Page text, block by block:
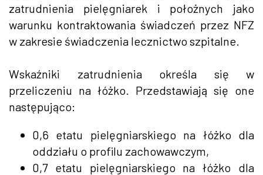
zatrudnienia pielęgniarek i położnych jako
warunku kontraktowania świadczeń przez NFZ
w zakresie świadczenia lecznictwo szpitalne.
Wskaźniki zatrudnienia określa się w
przeliczeniu na łóżko. Przedstawiają się one
następująco:
0,6 etatu pielęgniarskiego na łóżko dla
oddziału o profilu zachowawczym,
0,7 etatu pielęgniarskiego na łóżko dla